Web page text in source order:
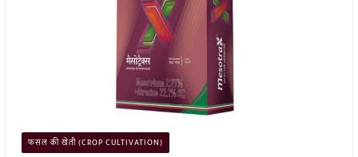
फसल की खेती (CROP CULTIVATION)